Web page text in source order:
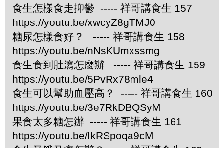
食生怎樣食走抑鬱 ----- 祥哥講食生 157
https://youtu.be/xwcyZ8gTMJ0
糖尿怎樣食好？ ----- 祥哥講食生 158
https://youtu.be/nNsKUmxssmg
食生食到肚瀉怎麼辦 ----- 祥哥講食生 159
https://youtu.be/5PvRx78mle4
食生可以幫助血壓高？ ----- 祥哥講食生 160
https://youtu.be/3e7RkDBQSyM
果食太多糖怎辦 ----- 祥哥講食生 161
https://youtu.be/IkRSpoqa9cM